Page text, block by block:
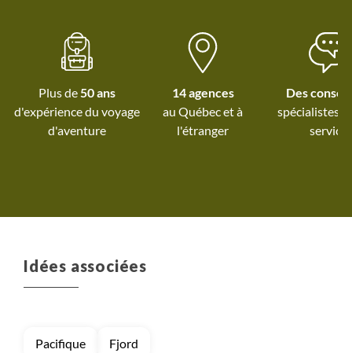
Plus de50 ans
d'expérience du voyage
d'aventure
14 agences
au Québec età
l'étranger
Des
spécialistes
service
Idées associées
Pacifique Fjord